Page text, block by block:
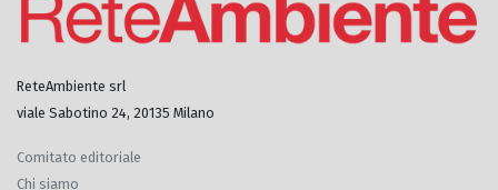
ReteAmbiente srl
viale Sabotino 24, 20135 Milano
Comitato editoriale
Chi siamo